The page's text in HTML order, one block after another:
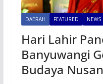
DAERAH FEATURED NEWS
Hari Lahir
Banyuwangi
Budaya